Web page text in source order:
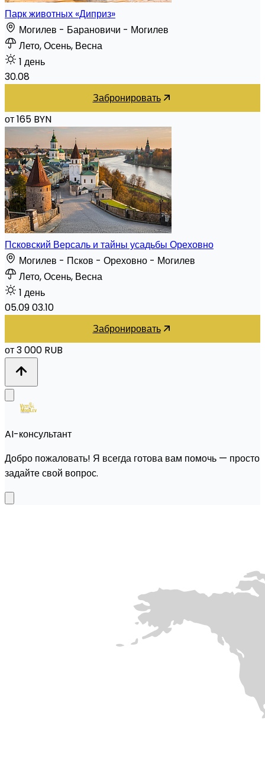
Парк животных «Диприз»
Могилев - Барановичи - Могилев
Лето, Осень, Весна
1 день
30.08
Забронировать
от 165 BYN
Псковский Версаль и тайны усадьбы Ореховно
Могилев - Псков - Ореховно - Могилев
Лето, Осень, Весна
1 день
05.0903.10
Забронировать
от 3 000 RUB
AI-консультант
Добро пожаловать! Я всегда готова вам помочь — просто
задайте свой вопрос.